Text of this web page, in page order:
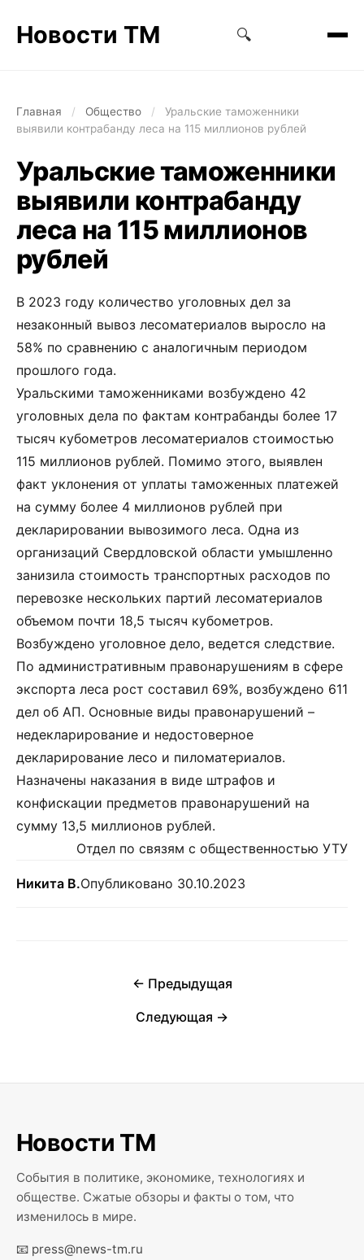
Новости ТМ 🔍
Главная / Общество /
Уральские таможенники
выявили контрабанду леса на 115 миллионов рублей
Уральские таможенники
выявили контрабанду
леса на 115 миллионов
рублей
В 2023 году количество уголовных дел за
незаконный вывоз лесоматериалов выросло на
58% по сравнению с аналогичным периодом
прошлого года.
Уральскими таможенниками возбуждено 42
уголовных дела по фактам контрабанды более 17
тысяч кубометров лесоматериалов стоимостью
115 миллионов рублей. Помимо этого, выявлен
факт уклонения от уплаты таможенных платежей
на сумму более 4 миллионов рублей при
декларировании вывозимого леса. Одна из
организаций Свердловской области умышленно
занизила стоимость транспортных расходов по
перевозке нескольких партий лесоматериалов
объемом почти 18,5 тысяч кубометров.
Возбуждено уголовное дело, ведется следствие.
По административным правонарушениям в сфере
экспорта леса рост составил 69%, возбуждено 611
дел об АП. Основные виды правонарушений –
недекларирование и недостоверное
декларирование лесо и пиломатериалов.
Назначены наказания в виде штрафов и
конфискации предметов правонарушений на
сумму 13,5 миллионов рублей.
Отдел по связям с общественностью УТУ
Никита В.Опубликовано 30.10.2023
← Предыдущая
Следующая →
Новости ТМ
События в политике, экономике, технологиях и
обществе. Сжатые обзоры и факты о том, что
изменилось в мире.
📧 press@news-tm.ru